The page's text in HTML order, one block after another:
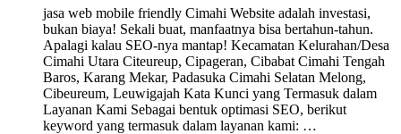
jasa web mobile friendly Cimahi Website adalah investasi,
bukan biaya! Sekali buat, manfaatnya bisa bertahun-tahun.
Apalagi kalau SEO-nya mantap! Kecamatan Kelurahan/Desa
Cimahi Utara Citeureup, Cipageran, Cibabat Cimahi Tengah
Baros, Karang Mekar, Padasuka Cimahi Selatan Melong,
Cibeureum, Leuwigajah Kata Kunci yang Termasuk dalam
Layanan Kami Sebagai bentuk optimasi SEO, berikut
keyword yang termasuk dalam layanan kami: …